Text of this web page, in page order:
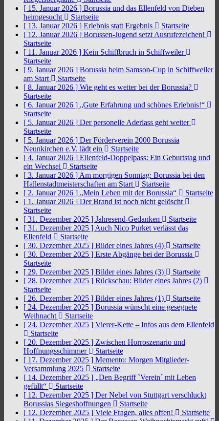
[ 15. Januar 2026 ] Borussia und das Ellenfeld von Dieben
heimgesucht
Startseite
[ 13. Januar 2026 ] Erlebnis statt Ergebnis
Startseite
[ 12. Januar 2026 ] Borussen-Jugend setzt Ausrufezeichen!
Startseite
[ 11. Januar 2026 ] Kein Schiffbruch in Schiffweiler
Startseite
[ 9. Januar 2026 ] Borussia beim Samson-Cup in Schiffweiler
am Start
Startseite
[ 8. Januar 2026 ] Wie geht es weiter bei der Borussia?
Startseite
[ 6. Januar 2026 ] „Gute Erfahrung und schönes Erlebnis!“
Startseite
[ 5. Januar 2026 ] Der personelle Aderlass geht weiter
Startseite
[ 5. Januar 2026 ] Der Förderverein 2000 Borussia
Neunkirchen e.V. lädt ein
Startseite
[ 4. Januar 2026 ] Ellenfeld-Doppelpass: Ein Geburtstag und
ein Wechsel
Startseite
[ 3. Januar 2026 ] Am morgigen Sonntag: Borussia bei den
Hallenstadtmeisterschaften am Start
Startseite
[ 2. Januar 2026 ] „Mein Leben mit der Borussia“
Startseite
[ 1. Januar 2026 ] Der Brand ist noch nicht gelöscht
Startseite
[ 31. Dezember 2025 ] Jahresend-Gedanken
Startseite
[ 31. Dezember 2025 ] Auch Nico Purket verlässt das
Ellenfeld
Startseite
[ 30. Dezember 2025 ] Bilder eines Jahres (4)
Startseite
[ 30. Dezember 2025 ] Erste Abgänge bei der Borussia
Startseite
[ 29. Dezember 2025 ] Bilder eines Jahres (3)
Startseite
[ 28. Dezember 2025 ] Rückschau: Bilder eines Jahres (2)
Startseite
[ 26. Dezember 2025 ] Bilder eines Jahres (1)
Startseite
[ 24. Dezember 2025 ] Borussia wünscht eine gesegnete
Weihnacht
Startseite
[ 24. Dezember 2025 ] Vierer-Kette – Infos aus dem Ellenfeld
Startseite
[ 20. Dezember 2025 ] Zwischen Horroszenario und
Hoffnungsschimmer
Startseite
[ 17. Dezember 2025 ] Memento: Morgen Mitglieder-
Versammlung 2025
Startseite
[ 14. Dezember 2025 ] „Den Begriff `Verein´ mit Leben
gefüllt“
Startseite
[ 12. Dezember 2025 ] Der Nebel von Stuttgart verschluckt
Borussias Siegeshoffnungen
Startseite
[ 12. Dezember 2025 ] Viele Fragen, alles offen!
Startseite